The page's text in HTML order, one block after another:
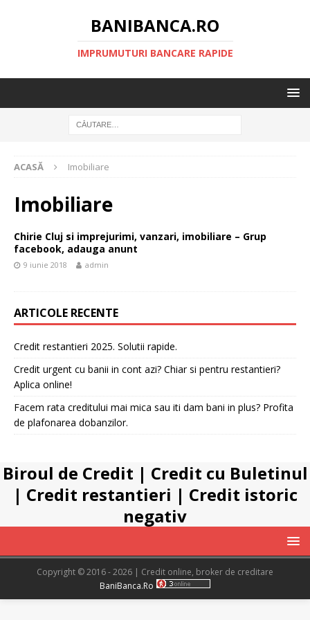
BANIBANCA.RO
IMPRUMUTURI BANCARE RAPIDE
ACASĂ Imobiliare
Imobiliare
Chirie Cluj si imprejurimi, vanzari, imobiliare – Grup
facebook, adauga anunt
9 iunie 2018 admin
ARTICOLE RECENTE
Credit restantieri 2025. Solutii rapide.
Credit urgent cu banii in cont azi? Chiar si pentru restantieri?
Aplica online!
Facem rata creditului mai mica sau iti dam bani in plus? Profita
de plafonarea dobanzilor.
Biroul de Credit | Credit cu Buletinul
| Credit restantieri | Credit istoric
negativ
Copyright © 2016 - 2026 | Credit online, broker de creditare
BaniBanca.Ro